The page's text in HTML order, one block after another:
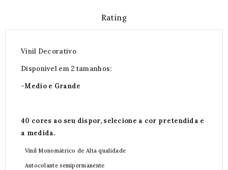
Rating
Vinil Decorativo
Disponivel em 2 tamanhos:
-Medio e Grande
40 cores ao seu dispor, selecione a cor pretendida e
a medida.
Vinil Monomátrico de Alta qualidade
Autocolante semipermanente